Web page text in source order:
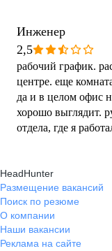
Инженер
2,5
рабочий график.
центре. еще
да и в целом офис
хорошо выглядит.
отдела, где я
HeadHunter
Размещение вакансий
Поиск по резюме
О компании
Наши вакансии
Реклама на сайте